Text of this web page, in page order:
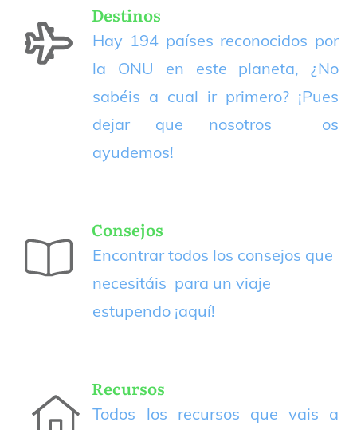
Destinos
Hay 194 países reconocidos por
la ONU en este planeta, ¿No
sabéis a cual ir primero? ¡Pues
dejar que nosotros os
ayudemos!
Consejos
Encontrar todos los consejos que
necesitáis para un viaje
estupendo ¡aquí!
Recursos
Todos los recursos que vais a